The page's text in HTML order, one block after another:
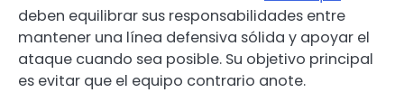
deben equilibrar sus responsabilidades entre
mantener una línea defensiva sólida y apoyar el
ataque cuando sea posible. Su objetivo principal
es evitar que el equipo contrario anote.